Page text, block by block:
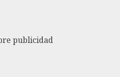
publicidad